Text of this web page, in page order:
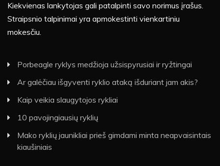
Kiekvienas lankytojas gali patalpinti savo norimus įrašus.
Straipsnio talpinimai yra apmokestinti vienkartiniu
mokesčiu.
Porbeagle ryklys medžioja užsispyrusiai ir ryžtingai
Ar galėčiau išgyventi ryklio ataką išduriant jam akis?
Kaip veikia slaugytojos rykliai
10 pavojingiausių ryklių
Mako ryklių jaunikliai prieš gimdami minta neapvaisintais
kiaušiniais